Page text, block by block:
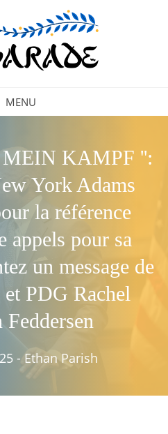
MENU
KAMPF '':
York Adams
la référence
appels pour sa
un message de
PDG Rachel
Feddersen
- Ethan Parish